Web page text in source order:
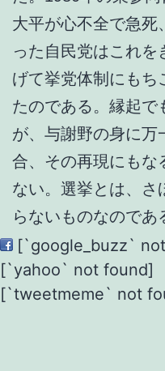
大平が心不全で急死
った自民党はこれ
げて挙党体制にもち
たのである。縁起で
が、与謝野の身に万
合、その再現にもな
ない。選挙とは、さ
らないものなのであ
[`google_buzz`
[`yahoo` not found]
[`tweetmeme` not